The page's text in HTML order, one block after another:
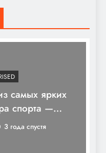
самых ярких
спорта —
3 года спустя